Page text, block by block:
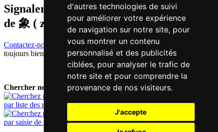
d'autres technologies de suivi
pour améliorer votre expérience
de navigation sur notre site, pour
vous montrer un contenu
personnalisé et des publicités
ciblées, pour analyser le trafic de
notre site et pour comprendre la
provenance de nos visiteurs.
J'accepte
Signaler traduction fausse ou manquante
de 象 ( zoeng / zoeng6 )
Contactez-nous!
Votre feedback et critique constructive seront
toujours bienvenus.
Chercher nouveau mot:
par liste des mots
par saisie de texte